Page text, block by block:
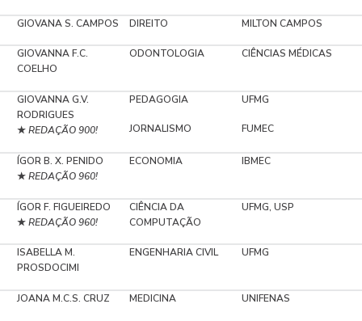
GIOVANA S. CAMPOS DIREITO MILTON CAMPOS
GIOVANNA F.C.
COELHO
ODONTOLOGIA CIÊNCIAS MÉDICAS
GIOVANNA G.V.
RODRIGUES
★ REDAÇÃO 900!
PEDAGOGIA
JORNALISMO
UFMG
FUMEC
ÍGOR B. X. PENIDO
★ REDAÇÃO 960!
ECONOMIA IBMEC
ÍGOR F. FIGUEIREDO
★ REDAÇÃO 960!
CIÊNCIA DA
COMPUTAÇÃO
UFMG, USP
ISABELLA M.
PROSDOCIMI
ENGENHARIA CIVIL UFMG
JOANA M.C.S. CRUZ MEDICINA UNIFENAS